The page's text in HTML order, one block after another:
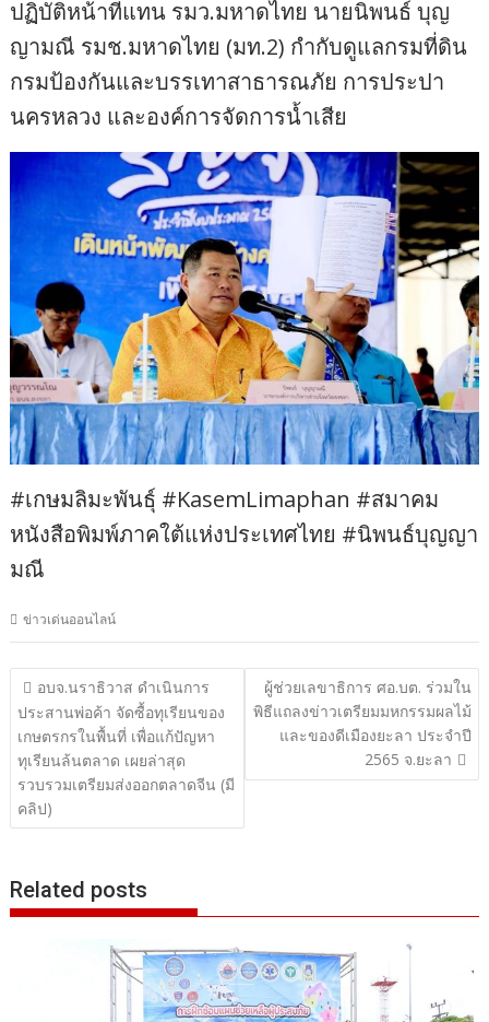
ปฏิบัติหน้าที่แทน รมว.มหาดไทย นายนิพนธ์ บุญ
ญามณี รมช.มหาดไทย (มท.2) กำกับดูแลกรมที่ดิน
กรมป้องกันและบรรเทาสาธารณภัย การประปา
นครหลวง และองค์การจัดการน้ำเสีย
#เกษมลิมะพันธุ์ #KasemLimaphan #สมาคม
หนังสือพิมพ์ภาคใต้แห่งประเทศไทย #นิพนธ์บุญญา
มณี
ข่าวเด่นออนไลน์
แนะแนว
เรื่อง
อบจ.นราธิวาส ดำเนินการ
ประสานพ่อค้า จัดซื้อทุเรียนของ
เกษตรกรในพื้นที่ เพื่อแก้ปัญหา
ทุเรียนล้นตลาด เผยล่าสุด
รวบรวมเตรียมส่งออกตลาดจีน (มี
คลิป)
ผู้ช่วยเลขาธิการ ศอ.บต. ร่วมใน
พิธีแถลงข่าวเตรียมมหกรรมผลไม้
และของดีเมืองยะลา ประจำปี
2565 จ.ยะลา
Related posts